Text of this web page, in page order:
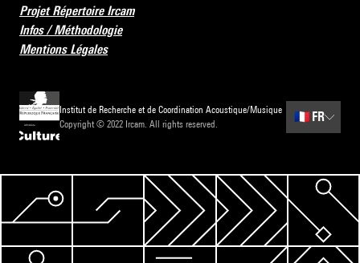
Projet Répertoire Ircam
Infos / Méthodologie
Mentions Légales
Institut de Recherche et de Coordination Acoustique/Musique
Copyright © 2022 Ircam. All rights reserved.
🇫🇷 FR